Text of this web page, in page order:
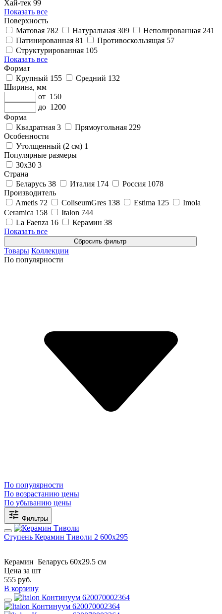
Хай-тек 99
Показать все
Поверхность
Матовая 782 Натуральная 309 Неполированная 241
Патинированная 81 Противоскользящая 57
Структурированная 105
Показать все
Формат
Крупный 155 Средний 132
Ширина, мм
от 150
до 1200
Форма
Квадратная 3 Прямоугольная 229
Особенности
Утолщенный (2 см) 1
Популярные размеры
30x30 3
Страна
Беларусь 38 Италия 174 Россия 1078
Производитель
Ametis 72 ColiseumGres 138 Estima 125
Imola
Ceramica 158 Italon 744
La Faenza 16 Керамин 38
Показать все
Товары Коллекции
По популярности
По популярности
По возрастанию цены
По убыванию цены
Фильтры
Ступень Керамин Тиволи 2 600x295
Керамин Беларусь 60x29.5 см
Цена за шт
555 руб.
В корзину